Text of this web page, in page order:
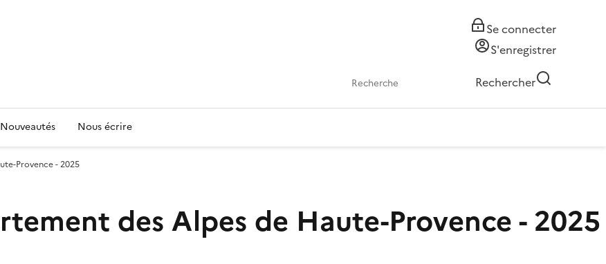
Se connecter
S'enregistrer
Rechercher
Nouveautés Nous écrire
Provence - 2025
des Alpes de Haute-Provence - 2025